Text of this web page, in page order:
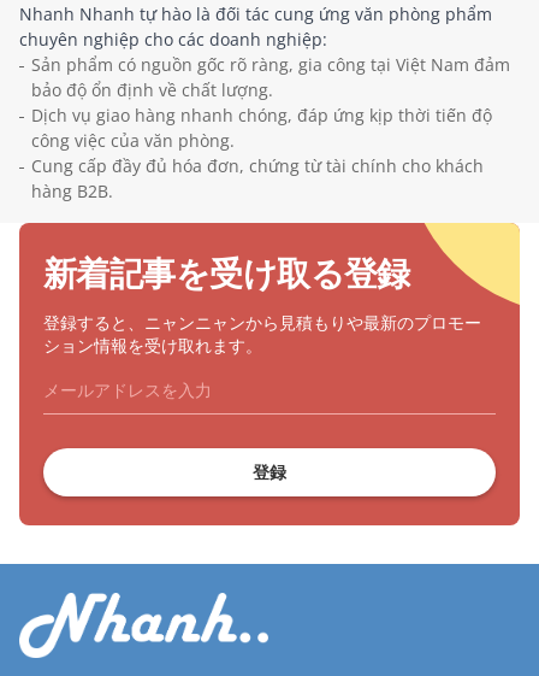
Nhanh Nhanh tự hào là đối tác cung ứng văn phòng phẩm
chuyên nghiệp cho các doanh nghiệp:
Sản phẩm có nguồn gốc rõ ràng, gia công tại Việt Nam đảm
bảo độ ổn định về chất lượng.
Dịch vụ giao hàng nhanh chóng, đáp ứng kịp thời tiến độ
công việc của văn phòng.
Cung cấp đầy đủ hóa đơn, chứng từ tài chính cho khách
hàng B2B.
新着記事を受け取る登録
登録すると、ニャンニャンから見積もりや最新のプロモー
ション情報を受け取れます。
登録